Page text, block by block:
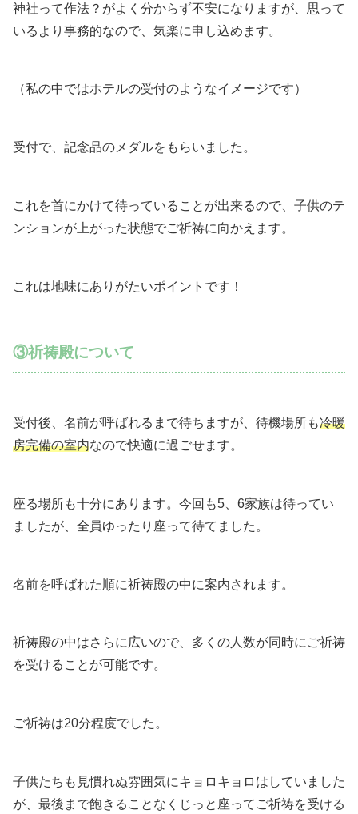
神社って作法？がよく分からず不安になりますが、思って
いるより事務的なので、気楽に申し込めます。
（私の中ではホテルの受付のようなイメージです）
受付で、記念品のメダルをもらいました。
これを首にかけて待っていることが出来るので、子供のテ
ンションが上がった状態でご祈祷に向かえます。
これは地味にありがたいポイントです！
③祈祷殿について
受付後、名前が呼ばれるまで待ちますが、待機場所も冷暖
房完備の室内なので快適に過ごせます。
座る場所も十分にあります。今回も5、6家族は待ってい
ましたが、全員ゆったり座って待てました。
名前を呼ばれた順に祈祷殿の中に案内されます。
祈祷殿の中はさらに広いので、多くの人数が同時にご祈祷
を受けることが可能です。
ご祈祷は20分程度でした。
子供たちも見慣れぬ雰囲気にキョロキョロはしていました
が、最後まで飽きることなくじっと座ってご祈祷を受ける